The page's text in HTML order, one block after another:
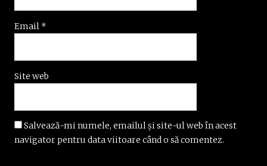
Email *
Site web
Salvează-mi numele, emailul și site-ul web în acest
navigator pentru data viitoare când o să comentez.